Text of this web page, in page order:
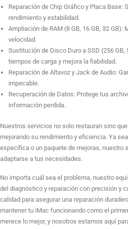
Sustitución
Sustitución
Reparación de Chip Gráfico y Placa Base:
rendimiento y estabilidad.
Ampliación de RAM (8 GB, 16 GB, 32
velocidad.
Sustitución de Disco Duro a SSD (256 GB,
tiempos de carga y mejora la fiabilidad.
Reparación de Altavoz y Jack de Audio:
impecable.
Recuperación de Datos: Protege tus
información perdida.
Nuestros servicios no solo restauran sino
mejorando su rendimiento y eficiencia. Ya
específica o un paquete de mejoras, nuestro
adaptarse a tus necesidades.
No importa cuál sea el problema, nuestro
del diagnóstico y reparación con precisión y
calidad para asegurar una reparación
mantener tu iMac funcionando como el
merece lo mejor, y nosotros estamos aquí